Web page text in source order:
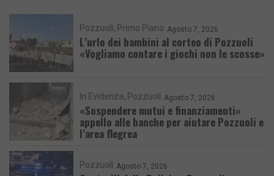
Pozzuoli Primo Piano Agosto 7, 2026
L’urlo dei bambini al corteo di Pozzuoli
«Vogliamo contare i giochi non le scosse»
In Evidenza Pozzuoli Agosto 7, 2026
«Sospendere mutui e finanziamenti»
appello alle banche per aiutare Pozzuoli e
l’area flegrea
Pozzuoli Agosto 7, 2026